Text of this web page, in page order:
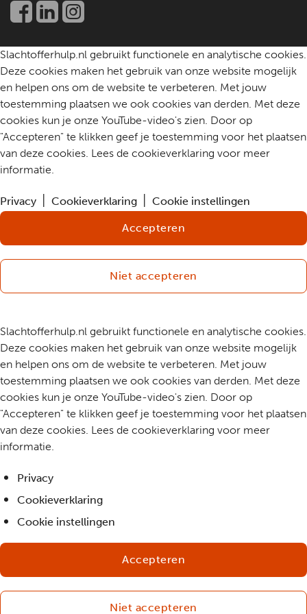
Community
Slachtofferhulp.nl gebruikt functionele en analytische cookies.
Deze cookies maken het gebruik van onze website mogelijk
en helpen ons om de website te verbeteren. Met jouw
toestemming plaatsen we ook cookies van derden. Met deze
cookies kun je onze YouTube-video's zien. Door op
"Accepteren" te klikken geef je toestemming voor het plaatsen
van deze cookies. Lees de cookieverklaring voor meer
informatie.
Privacy Cookieverklaring Cookie instellingen
Accepteren
Niet accepteren
Slachtofferhulp.nl gebruikt functionele en analytische cookies.
Deze cookies maken het gebruik van onze website mogelijk
en helpen ons om de website te verbeteren. Met jouw
toestemming plaatsen we ook cookies van derden. Met deze
cookies kun je onze YouTube-video's zien. Door op
"Accepteren" te klikken geef je toestemming voor het plaatsen
van deze cookies. Lees de cookieverklaring voor meer
informatie.
Privacy
Cookieverklaring
Cookie instellingen
Accepteren
Niet accepteren